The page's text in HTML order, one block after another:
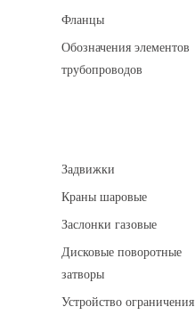
Фланцы
Обозначения элементов
трубопроводов
Задвижки
Краны шаровые
Заслонки газовые
Дисковые поворотные
затворы
Устройство ограничения